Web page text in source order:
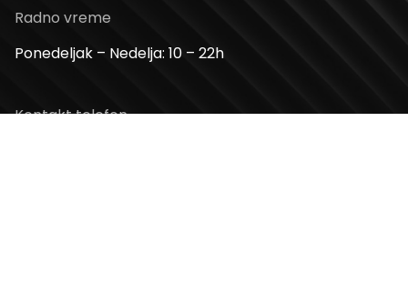
Radno vreme
Ponedeljak – Nedelja: 10 – 22h
Kontakt telefon